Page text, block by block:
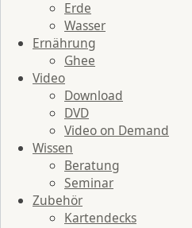
Erde
Wasser
Ernährung
Ghee
Video
Download
DVD
Video on Demand
Wissen
Beratung
Seminar
Zubehör
Kartendecks